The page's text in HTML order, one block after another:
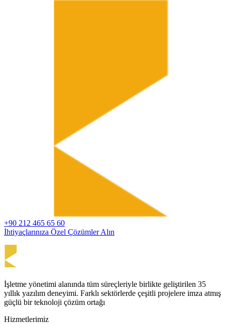
+90 212 465 65 60
İhtiyaçlarınıza Özel Çözümler Alın
İşletme yönetimi alanında tüm süreçleriyle birlikte geliştirilen 35
yıllık yazılım deneyimi. Farklı sektörlerde çeşitli projelere imza atmış
güçlü bir teknoloji çözüm ortağı
Hizmetlerimiz